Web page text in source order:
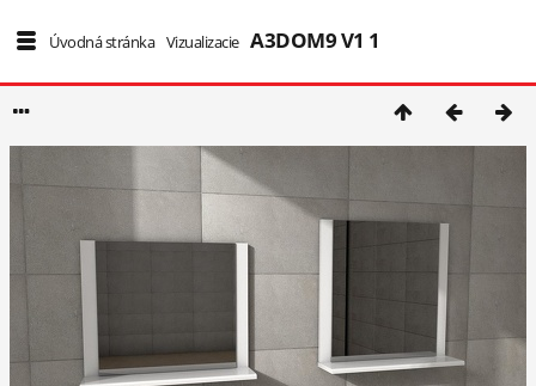
Úvodná stránka/ Vizualizacie/ A3DOM9 V1 1